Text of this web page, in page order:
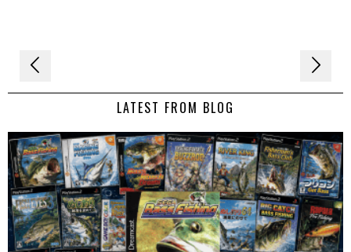
Navigation
de LATEST FROM BLOG